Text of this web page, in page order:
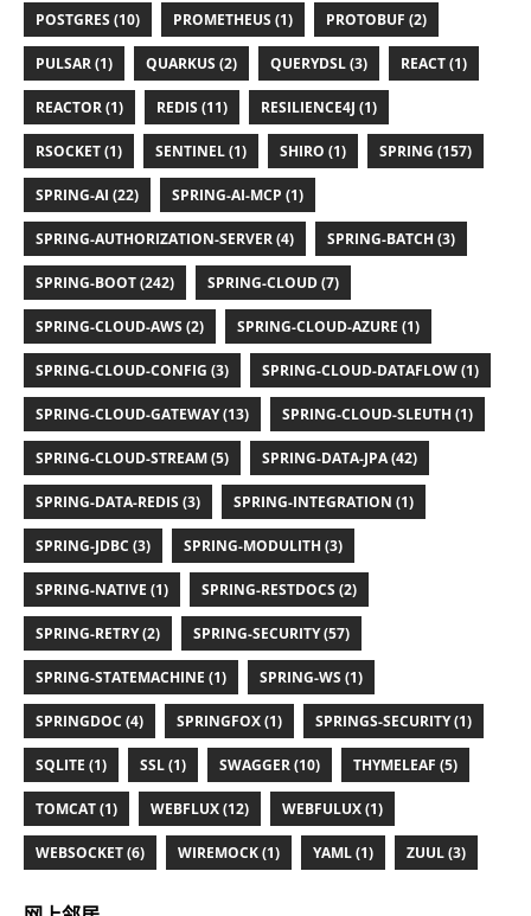
POSTGRES (10) PROMETHEUS (1) PROTOBUF (2)
PULSAR (1) QUARKUS (2) QUERYDSL (3) REACT (1)
REACTOR (1) REDIS (11) RESILIENCE4J (1)
RSOCKET (1) SENTINEL (1) SHIRO (1) SPRING (157)
SPRING-AI (22) SPRING-AI-MCP (1)
SPRING-AUTHORIZATION-SERVER (4) SPRING-BATCH (3)
SPRING-BOOT (242) SPRING-CLOUD (7)
SPRING-CLOUD-AWS (2) SPRING-CLOUD-AZURE (1)
SPRING-CLOUD-CONFIG (3) SPRING-CLOUD-DATAFLOW (1)
SPRING-CLOUD-GATEWAY (13) SPRING-CLOUD-SLEUTH (1)
SPRING-CLOUD-STREAM (5) SPRING-DATA-JPA (42)
SPRING-DATA-REDIS (3) SPRING-INTEGRATION (1)
SPRING-JDBC (3) SPRING-MODULITH (3)
SPRING-NATIVE (1) SPRING-RESTDOCS (2)
SPRING-RETRY (2) SPRING-SECURITY (57)
SPRING-STATEMACHINE (1) SPRING-WS (1)
SPRINGDOC (4) SPRINGFOX (1) SPRINGS-SECURITY (1)
SQLITE (1) SSL (1) SWAGGER (10) THYMELEAF (5)
TOMCAT (1) WEBFLUX (12) WEBFULUX (1)
WEBSOCKET (6) WIREMOCK (1) YAML (1) ZUUL (3)